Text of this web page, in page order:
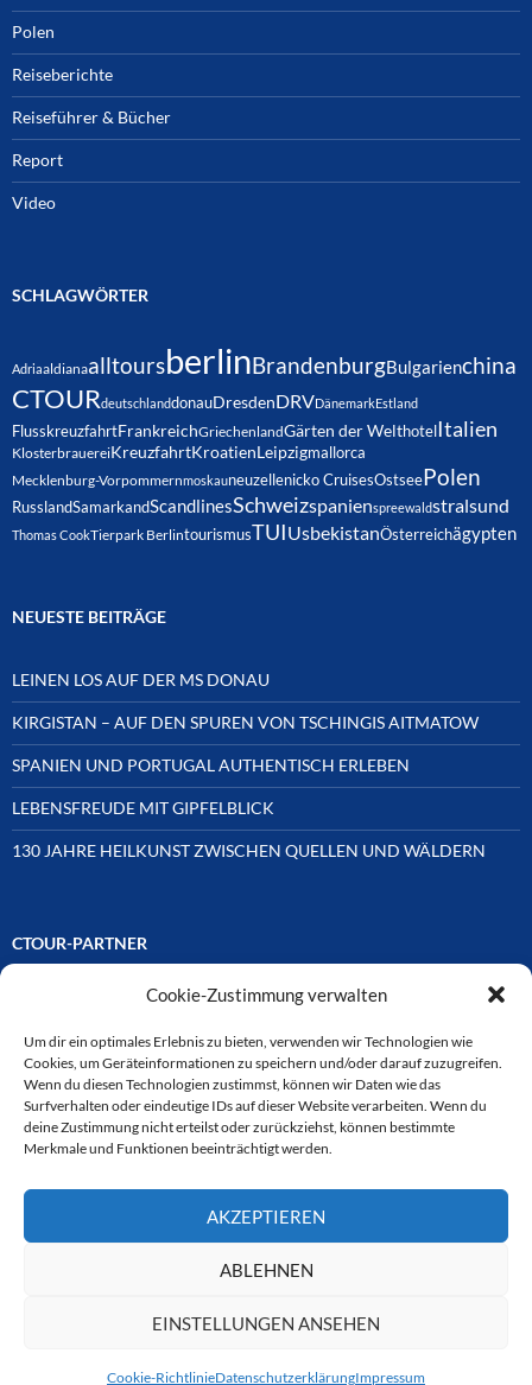
Cookie-Zustimmung verwalten
Um dir ein optimales Erlebnis zu bieten, verwenden wir Technologien wie
Cookies, um Geräteinformationen zu speichern und/oder darauf zuzugreifen.
Wenn du diesen Technologien zustimmst, können wir Daten wie das
Surfverhalten oder eindeutige IDs auf dieser Website verarbeiten. Wenn du
deine Zustimmung nicht erteilst oder zurückziehst, können bestimmte
Merkmale und Funktionen beeinträchtigt werden.
AKZEPTIEREN
ABLEHNEN
EINSTELLUNGEN ANSEHEN
Cookie-RichtlinieDatenschutzerklärungImpressum
Polen
Reiseberichte
Reiseführer & Bücher
Report
Video
SCHLAGWÖRTER
AdriaaldianaalltoursberlinBrandenburgBulgarienchina
CTOURdeutschlanddonauDresdenDRVDänemarkEstland
FlusskreuzfahrtFrankreichGriechenlandGärten der WelthotelItalien
KlosterbrauereiKreuzfahrtKroatienLeipzigmallorca
Mecklenburg-Vorpommernmoskauneuzellenicko CruisesOstseePolen
RusslandSamarkandScandlinesSchweizspanienspreewaldstralsund
Thomas CookTierpark BerlintourismusTUIUsbekistanÖsterreichägypten
NEUESTE BEITRÄGE
LEINEN LOS AUF DER MS DONAU
KIRGISTAN – AUF DEN SPUREN VON TSCHINGIS AITMATOW
SPANIEN UND PORTUGAL AUTHENTISCH ERLEBEN
LEBENSFREUDE MIT GIPFELBLICK
130 JAHRE HEILKUNST ZWISCHEN QUELLEN UND WÄLDERN
CTOUR-PARTNER
Unsere Reisejournalisten-Vereinigung ist über Mitglieder und
ausgewählten Partnern der Medien- und Tourismusbranche
verbunden. Hier eine
Auswahl der Online-Plattformen:
CTOUR der Club der Tourismus-Journalisten. Wir freuen uns immer
über Anfragen von neuen Mitgliedern. Nehmen Sie bei Interesse über
das Kontaktformular Kontakt zu uns auf. CTOUR über 30 Jahre im
Dienst des Reisejournalismus.
Datenschutzerklärung Stolz präsentiert von WordPress